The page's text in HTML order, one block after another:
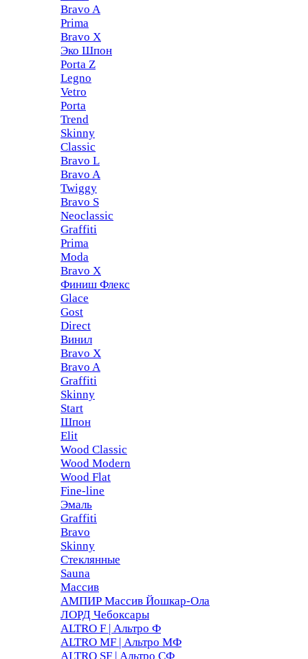
Bravo A
Prima
Bravo X
Эко Шпон
Porta Z
Legno
Vetro
Porta
Trend
Skinny
Classic
Bravo L
Bravo A
Twiggy
Bravo S
Neoclassic
Graffiti
Prima
Moda
Bravo X
Финиш Флекс
Glace
Gost
Direct
Винил
Bravo X
Bravo A
Graffiti
Skinny
Start
Шпон
Elit
Wood Classic
Wood Modern
Wood Flat
Fine-line
Эмаль
Graffiti
Bravo
Skinny
Стеклянные
Sauna
Массив
АМПИР Массив Йошкар-Ола
ЛОРД Чебоксары
ALTRO F | Альтро Ф
ALTRO MF | Альтро МФ
ALTRO SF | Альтро СФ